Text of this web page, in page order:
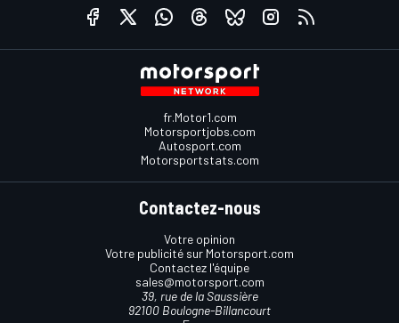
fr.Motor1.com
Motorsportjobs.com
Autosport.com
Motorsportstats.com
Contactez-nous
Votre opinion
Votre publicité sur Motorsport.com
Contactez l'équipe
sales@motorsport.com
39, rue de la Saussière
92100 Boulogne-Billancourt